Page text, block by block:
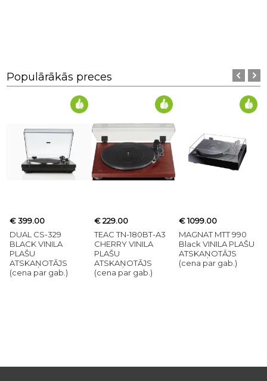
Populārākās preces
€ 399.00
DUAL CS-329
BLACK VINILA
PLAŠU
ATSKAŅOTĀJS
(cena par gab.)
€ 229.00
TEAC TN-180BT-A3
CHERRY VINILA
PLAŠU
ATSKAŅOTĀJS
(cena par gab.)
€ 1099.00
MAGNAT MTT 990
Black VINILA PLAŠU
ATSKAŅOTĀJS
(cena par gab.)